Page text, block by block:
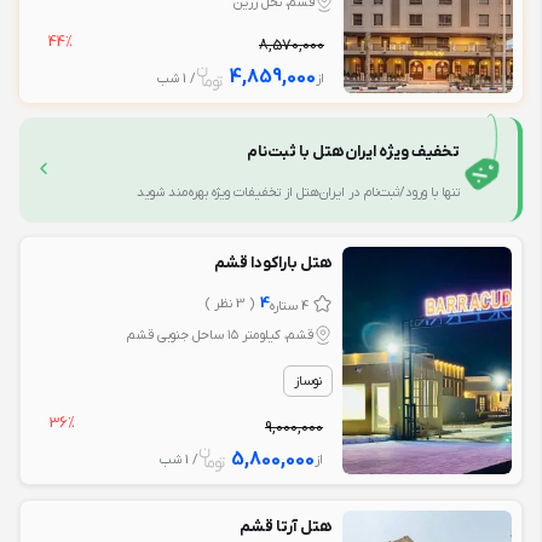
8,570,000
44%
از 4,859,000 / 1 شب
تخفیف ویژه ایران‌هتل با ثبت‌نام
تنها با ورود/ثبت‌نام در ایران‌هتل از تخفیفات ویژه بهره‌مند شوید
هتل باراکودا قشم
4 ستاره 4 ( 3 نظر )
قشم، کیلومتر ۱۵ ساحل جنوبی قشم
نوساز
9,000,000
36%
از 5,800,000 / 1 شب
هتل آرتا قشم